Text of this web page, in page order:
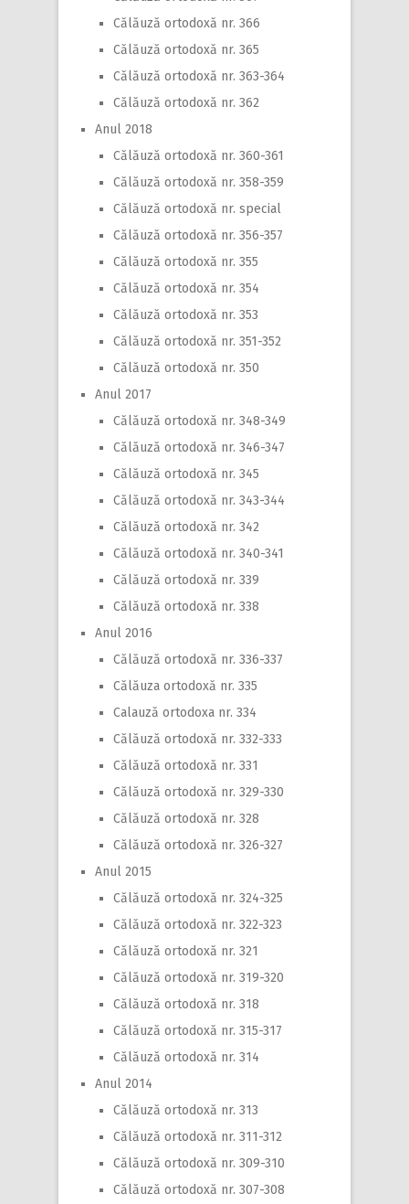
Călăuză ortodoxă nr. 366
Călăuză ortodoxă nr. 365
Călăuză ortodoxă nr. 363-364
Călăuză ortodoxă nr. 362
Anul 2018
Călăuză ortodoxă nr. 360-361
Călăuză ortodoxă nr. 358-359
Călăuză ortodoxă nr. special
Călăuză ortodoxă nr. 356-357
Călăuză ortodoxă nr. 355
Călăuză ortodoxă nr. 354
Călăuză ortodoxă nr. 353
Călăuză ortodoxă nr. 351-352
Călăuză ortodoxă nr. 350
Anul 2017
Călăuză ortodoxă nr. 348-349
Călăuză ortodoxă nr. 346-347
Călăuză ortodoxă nr. 345
Călăuză ortodoxă nr. 343-344
Călăuză ortodoxă nr. 342
Călăuză ortodoxă nr. 340-341
Călăuză ortodoxă nr. 339
Călăuză ortodoxă nr. 338
Anul 2016
Călăuză ortodoxă nr. 336-337
Călăuza ortodoxă nr. 335
Calauză ortodoxa nr. 334
Călăuză ortodoxă nr. 332-333
Călăuză ortodoxă nr. 331
Călăuză ortodoxă nr. 329-330
Călăuză ortodoxă nr. 328
Călăuză ortodoxă nr. 326-327
Anul 2015
Călăuză ortodoxă nr. 324-325
Călăuză ortodoxă nr. 322-323
Călăuză ortodoxă nr. 321
Călăuză ortodoxă nr. 319-320
Călăuză ortodoxă nr. 318
Călăuză ortodoxă nr. 315-317
Călăuză ortodoxă nr. 314
Anul 2014
Călăuză ortodoxă nr. 313
Călăuză ortodoxă nr. 311-312
Călăuză ortodoxă nr. 309-310
Călăuză ortodoxă nr. 307-308